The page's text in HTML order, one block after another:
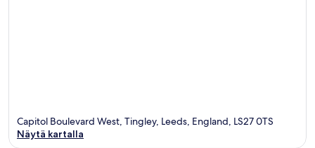
Capitol Boulevard West, Tingley, Leeds, England, LS27 0TS
Näytä kartalla